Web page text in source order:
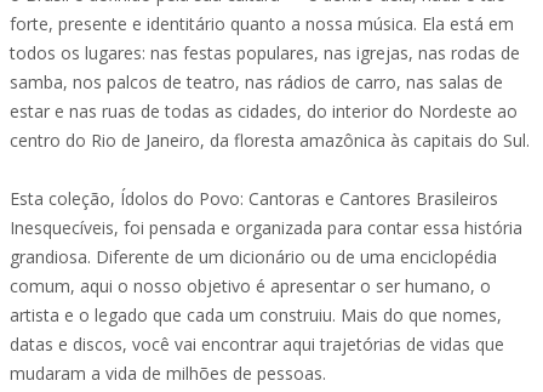
forte, presente e identitário quanto a nossa música. Ela está em
todos os lugares: nas festas populares, nas igrejas, nas rodas de
samba, nos palcos de teatro, nas rádios de carro, nas salas de
estar e nas ruas de todas as cidades, do interior do Nordeste ao
centro do Rio de Janeiro, da floresta amazônica às capitais do Sul.
Esta coleção, Ídolos do Povo: Cantoras e Cantores Brasileiros
Inesquecíveis, foi pensada e organizada para contar essa história
grandiosa. Diferente de um dicionário ou de uma enciclopédia
comum, aqui o nosso objetivo é apresentar o ser humano, o
artista e o legado que cada um construiu. Mais do que nomes,
datas e discos, você vai encontrar aqui trajetórias de vidas que
mudaram a vida de milhões de pessoas.